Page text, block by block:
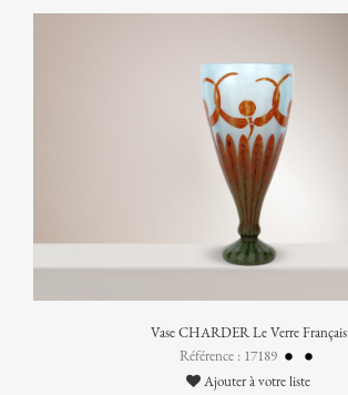
Vase CHARDER Le Verre Français
Référence : 17189
Ajouter à votre liste